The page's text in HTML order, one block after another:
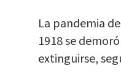
La pandemia
1918 se
extinguirse,